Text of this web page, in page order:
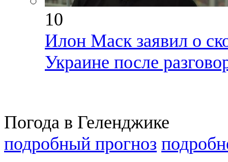
10
Илон Маск заявил о
Украине после
Погода в Геленджике
подробный прогноз